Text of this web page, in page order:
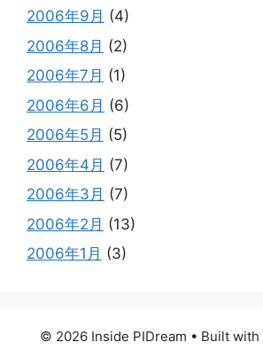
2006年9月 (4)
2006年8月 (2)
2006年7月 (1)
2006年6月 (6)
2006年5月 (5)
2006年4月 (7)
2006年3月 (7)
2006年2月 (13)
2006年1月 (3)
© 2026 Inside PIDream • Built with